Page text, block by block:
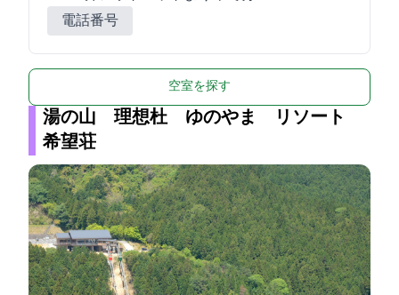
電話番号
空室を探す
湯の山 理想杜 ゆのやま リソート
希望荘